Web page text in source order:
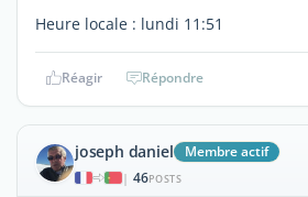
Heure locale : lundi 11:51
Réagir Répondre
joseph daniel Membre actif
| 46POSTS